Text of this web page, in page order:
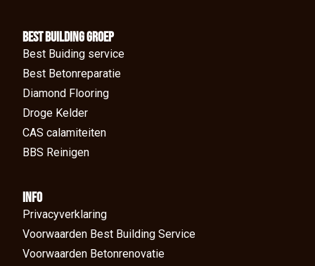
BEst Building groep
Best Buiding service
Best Betonreparatie
Diamond Flooring
Droge Kelder
CAS calamiteiten
BBS Reinigen
Info
Privacyverklaring
Voorwaarden Best Building Service
Voorwaarden Betonrenovatie